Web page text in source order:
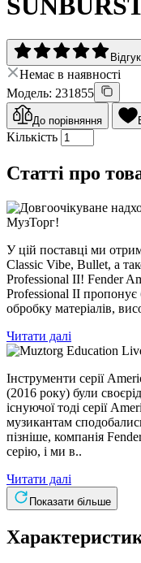
Немає в наявності
Модель: 231855
До порівняння
Кількість
Статті про
У цій поставці ми
Classic Vibe, Bullet, а
Professional II! Fender
Professional II пропонує
обробку матеріалів,
Читати далі
Інструменти серії
(2016 року) були
існуючої тоді серії
музикантам
пізніше, компанія
серію, і ми в..
Читати далі
Показати більше